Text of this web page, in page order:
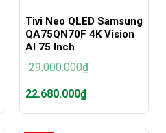
Tivi Neo QLED Samsung
QA75QN70F 4K Vision
AI 75 Inch
29.000.000₫
gốc
là:
22.680.000₫
Giá
hiện